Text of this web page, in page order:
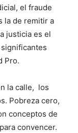
el fraude
la de remitir a
justicia es el
Pro.
la calle, los
Pobreza cero,
conceptos de
convencer.